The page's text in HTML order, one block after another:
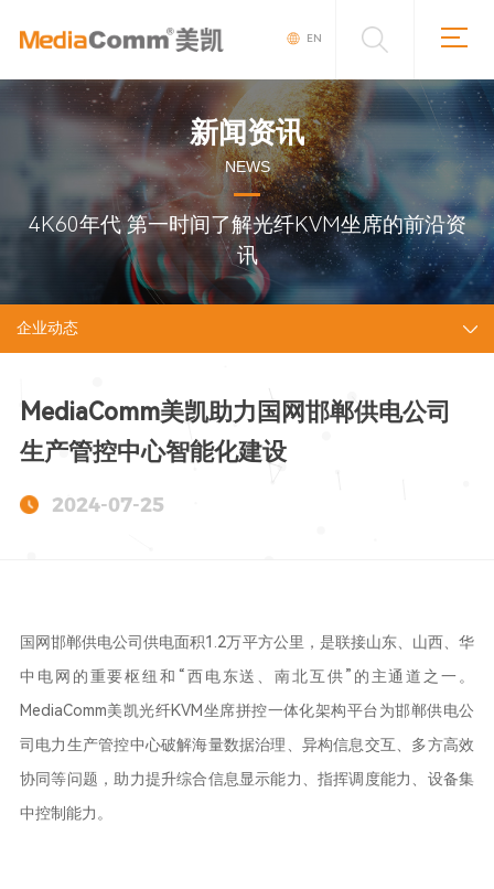
EN
新闻资讯
NEWS
4K60年代 第一时间了解光纤KVM坐席的前沿资
讯
企业动态
MediaComm美凯助力国网邯郸供电公司
生产管控中心智能化建设
2024-07-25
国网邯郸供电公司供电面积1.2万平方公里，是联接山东、山西、华
中电网的重要枢纽和“西电东送、南北互供”的主通道之一。
MediaComm美凯光纤KVM坐席拼控一体化架构平台为邯郸供电公
司电力生产管控中心破解海量数据治理、异构信息交互、多方高效
协同等问题，助力提升综合信息显示能力、指挥调度能力、设备集
中控制能力。